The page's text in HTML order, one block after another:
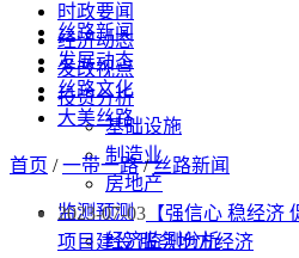
时政要闻
经济动态
发改视点
投资分析
基础设施
制造业
房地产
监测预测
经济监测分析
丝路新闻
发展动态
丝路文化
大美丝路
首页 /一带一路/丝路新闻
2023-07-03 【强信心 稳经济
项目建设 服务地方经济